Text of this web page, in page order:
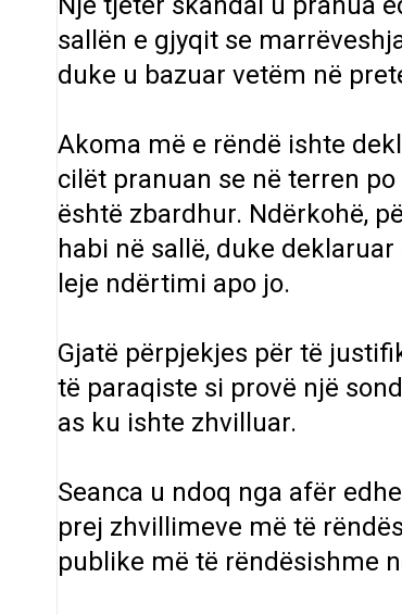
sallën e gjyqit se
duke u bazuar vetëm në
Akoma më e rëndë ishte
cilët pranuan se në terren
është zbardhur. Ndërkohë,
habi në sallë, duke
leje ndërtimi apo jo.
Gjatë përpjekjes për të
të paraqiste si provë një
as ku ishte zhvilluar.
Seanca u ndoq nga afër
prej zhvillimeve më të
publike më të rëndësishme